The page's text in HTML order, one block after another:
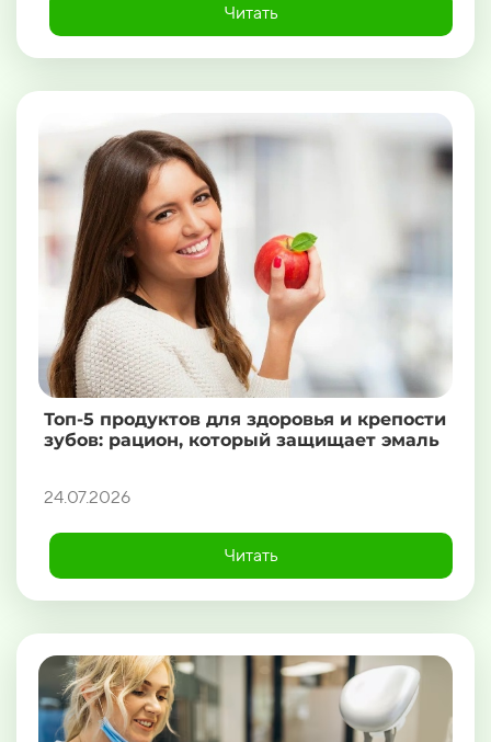
Читать
Топ-5 продуктов для здоровья и крепости
зубов: рацион, который защищает эмаль
24.07.2026
Читать